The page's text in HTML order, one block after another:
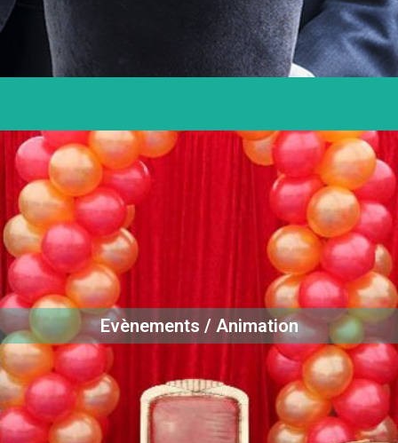
Evènements / Animation